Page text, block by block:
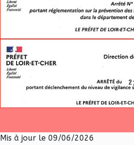
Mis à jour le 09/06/2026